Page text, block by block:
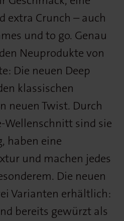
extra Crunch – auch
und to go. Genau
Neuprodukte von
Die neuen Deep
klassischen
neuen Twist. Durch
Wellenschnitt sind sie
haben eine
und machen jedes
Die neuen
Varianten erhältlich:
bereits gewürzt als